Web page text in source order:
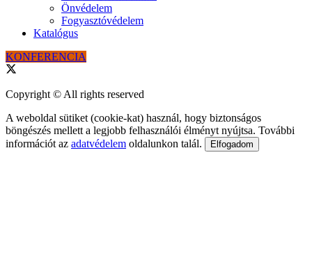
Önvédelem
Fogyasztóvédelem
Katalógus
KONFERENCIA
Copyright © All rights reserved
A weboldal sütiket (cookie-kat) használ, hogy biztonságos
böngészés mellett a legjobb felhasználói élményt nyújtsa. További
információt az adatvédelem oldalunkon talál. Elfogadom